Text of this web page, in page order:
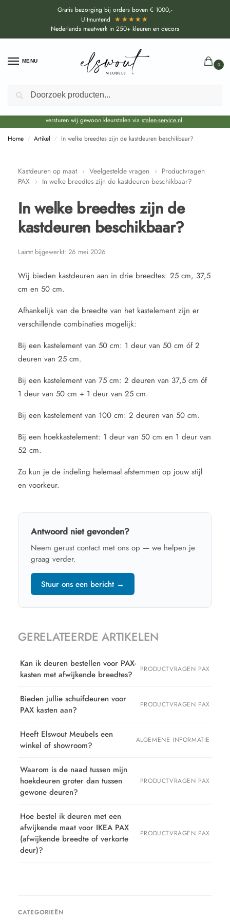
Gratis bezorging bij orders boven € 1000,-
Uitmuntend ★★★★★
Nederlands maatwerk in 250+ kleuren en decors
MENU
0
Door de bouwvakperiode geldt voor alle collecties momenteel een EXTRA
levertijd van circa 3-4 weken bovenop de reguliere levertijd.
versturen wij gewoon kleurstalen via stalen-service.nl.
Home / Artikel / In welke breedtes zijn de kastdeuren beschikbaar?
Kastdeuren op maat › Veelgestelde vragen › Productvragen
PAX › In welke breedtes zijn de kastdeuren beschikbaar?
CATEGORIEËN
In welke breedtes zijn de
kastdeuren beschikbaar?
Laatst bijgewerkt: 26 mei 2026
Wij bieden kastdeuren aan in drie breedtes: 25 cm, 37,5
cm en 50 cm.
Afhankelijk van de breedte van het kastelement zijn er
verschillende combinaties mogelijk:
Bij een kastelement van 50 cm: 1 deur van 50 cm óf 2
deuren van 25 cm.
Bij een kastelement van 75 cm: 2 deuren van 37,5 cm óf
1 deur van 50 cm + 1 deur van 25 cm.
Bij een kastelement van 100 cm: 2 deuren van 50 cm.
Bij een hoekkastelement: 1 deur van 50 cm en 1 deur van
52 cm.
Zo kun je de indeling helemaal afstemmen op jouw stijl
en voorkeur.
Antwoord niet gevonden?
Neem gerust contact met ons op — we helpen je
graag verder.
Stuur ons een bericht →
GERELATEERDE ARTIKELEN
Kan ik deuren bestellen voor PAX-
kasten met afwijkende breedtes?
PRODUCTVRAGEN PAX
Bieden jullie schuifdeuren voor
PAX kasten aan?
PRODUCTVRAGEN PAX
Heeft Elswout Meubels een
winkel of showroom?
ALGEMENE INFORMATIE
Waarom is de naad tussen mijn
hoekdeuren groter dan tussen
gewone deuren?
PRODUCTVRAGEN PAX
Hoe bestel ik deuren met een
afwijkende maat voor IKEA PAX
(afwijkende breedte of verkorte
deur)?
PRODUCTVRAGEN PAX